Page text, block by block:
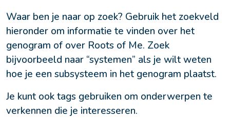
Waar ben je naar op zoek? Gebruik het zoekveld
hieronder om informatie te vinden over het
genogram of over Roots of Me. Zoek
bijvoorbeeld naar “systemen” als je wilt weten
hoe je een subsysteem in het genogram plaatst.
Je kunt ook tags gebruiken om onderwerpen te
verkennen die je interesseren.